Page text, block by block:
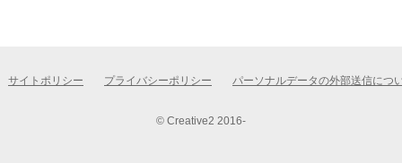
サイトポリシー プライバシーポリシー パーソナルデータの外部送信につ
© Creative2 2016-